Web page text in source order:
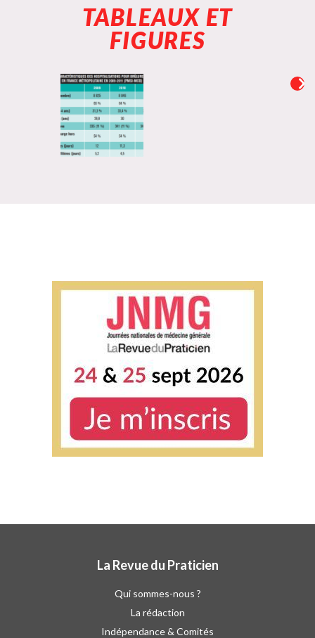
TABLEAUX ET
FIGURES
La Revue du Praticien
Qui sommes-nous ?
La rédaction
Indépendance & Comités